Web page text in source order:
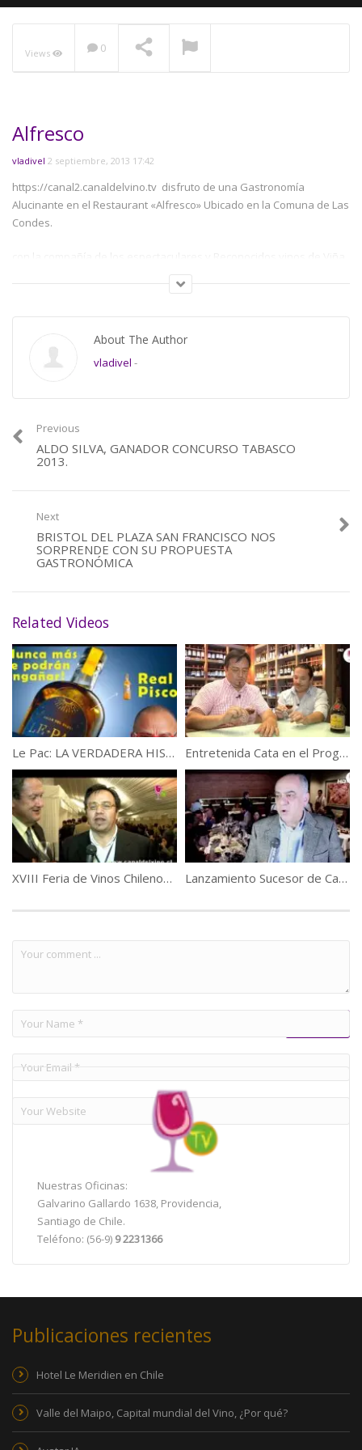
Views 0
Alfresco
vladivel 2 septiembre, 2013 17:42
https://canal2.canaldelvino.tv disfruto de una Gastronomía
Alucinante en el Restaurant «Alfresco» Ubicado en la Comuna de Las
Condes.
con la compañía de los espectaculares y Reconocidos vinos de Viña
Montes + un Pisco Chileno Premiado internacional como es Waqar,
si quieres conocer más,
Category:De Gastronomía
About The Author
vladivel -
Previous
ALDO SILVA, GANADOR CONCURSO TABASCO
2013.
Next
BRISTOL DEL PLAZA SAN FRANCISCO NOS
SORPRENDE CON SU PROPUESTA
GASTRONÓMICA
Related Videos
Le Pac: LA VERDADERA HISTORIA …(Descubre la verdad del
Entretenida Cata en el Programa «Vino a Seducir» hoy: Jerez Cardenal Mendoza.
XVIII Feria de Vinos Chilenos Hotel Plaza San Francisco Lanzamiento Sucesor de Casa Donoso
Nuestras Oficinas:
Galvarino Gallardo 1638, Providencia,
Santiago de Chile.
Teléfono: (56-9) 9 2231366
Publicaciones recientes
Hotel Le Meridien en Chile
Valle del Maipo, Capital mundial del Vino, ¿Por qué?